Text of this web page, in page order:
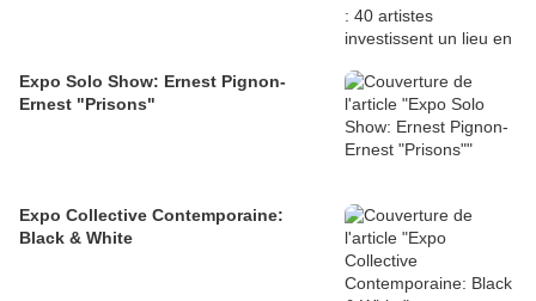
Expo Solo Show: Ernest Pignon-
Ernest "Prisons"
Expo Collective Contemporaine:
Black & White